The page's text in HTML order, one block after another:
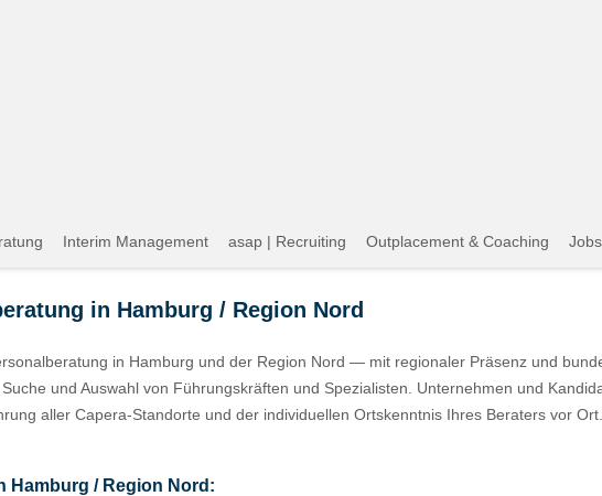
Interim Management asap | Recruiting Outplacement & Coaching
in Hamburg / Region Nord
in Hamburg und der Region Nord — mit regionaler Präsenz und
und Auswahl von Führungskräften und Spezialisten. Unternehmen und
aller Capera-Standorte und der individuellen Ortskenntnis Ihres Beraters vor Ort.
Hamburg / Region Nord: